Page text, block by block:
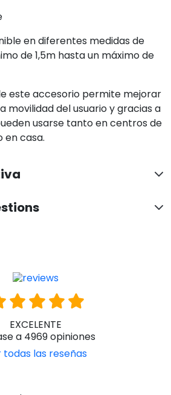
en diferentes medidas de
de 1,5m hasta un máximo de
este accesorio permite mejorar
movilidad del usuario y gracias a
usarse tanto en centros de
en casa.
EXCELENTE
a 4969 opiniones
todas las reseñas